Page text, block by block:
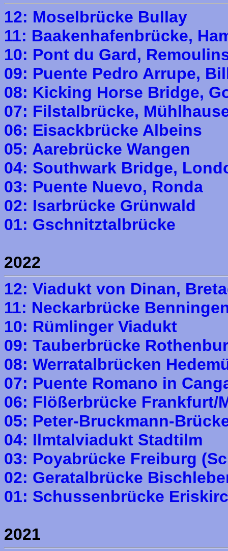
12: Moselbrücke Bullay
11: Baakenhafenbrücke,
10: Pont du Gard,
09: Puente Pedro Arrupe,
08: Kicking Horse Bridge,
07: Filstalbrücke,
06: Eisackbrücke Albeins
05: Aarebrücke Wangen
04: Southwark Bridge,
03: Puente Nuevo, Ronda
02: Isarbrücke Grünwald
01: Gschnitztalbrücke
2022
12: Viadukt von Dinan,
11: Neckarbrücke
10: Rümlinger Viadukt
09: Tauberbrücke
08: Werratalbrücken
07: Puente Romano in
06: Flößerbrücke Frankfurt/
05: Peter-Bruckmann-
04: Ilmtalviadukt Stadtilm
03: Poyabrücke Freiburg
02: Geratalbrücke
01: Schussenbrücke
2021